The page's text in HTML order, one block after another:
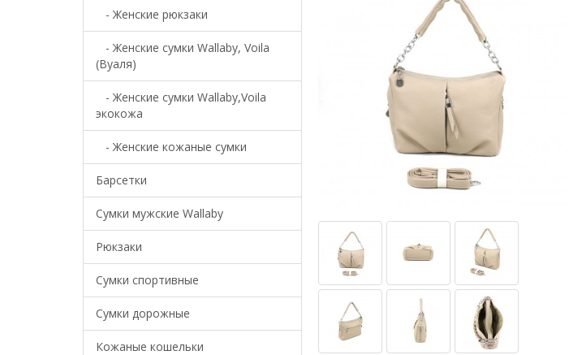
- Женские рюкзаки
- Женские сумки Wallaby, Voila
(Вуаля)
- Женские сумки Wallaby,Voila
экокожа
- Женские кожаные сумки
Барсетки
Cумки мужские Wallaby
Рюкзаки
Сумки спортивные
Сумки дорожные
Кожаные кошельки